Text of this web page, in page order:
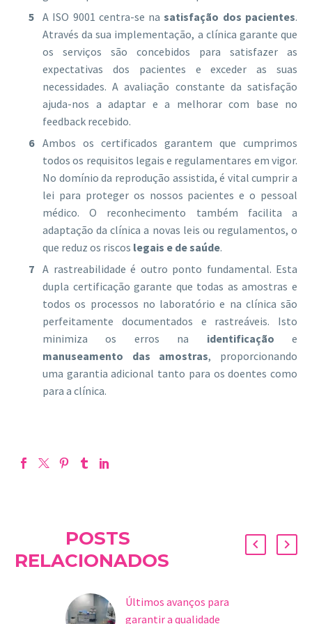
A ISO 9001 centra-se nasatisfação dos pacientes.
Através da sua implementação, a clínica garante que
os serviços são concebidos para satisfazer as
expectativas dos pacientes e exceder as suas
necessidades. A avaliação constante da satisfação
ajuda-nos a adaptar e a melhorar com base no
feedback recebido.
Ambos os certificados garantem que cumprimos
todos os requisitos legais e regulamentares em vigor.
No domínio da reprodução assistida, é vital cumprir a
lei para proteger os nossos pacientes e o pessoal
médico. O reconhecimento também facilita a
adaptação da clínica a novas leis ou regulamentos, o
que reduz os riscos legais e de saúde.
A rastreabilidade é outro ponto fundamental. Esta
dupla certificação garante que todas as amostras e
todos os processos no laboratório e na clínica são
perfeitamente documentados e rastreáveis. Isto
minimiza os erros na identificação e
manuseamento das amostras, proporcionando
uma garantia adicional tanto para os doentes como
para a clínica.
POSTS
RELACIONADOS
Últimos avanços para
garantir a qualidade